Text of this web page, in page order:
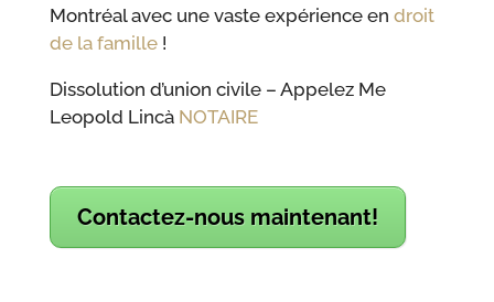
Montréal avec une vaste expérience en droit
de la famille!
Dissolution d’union civile – Appelez Me
Leopold Lincà NOTAIRE
Contactez-nous maintenant!